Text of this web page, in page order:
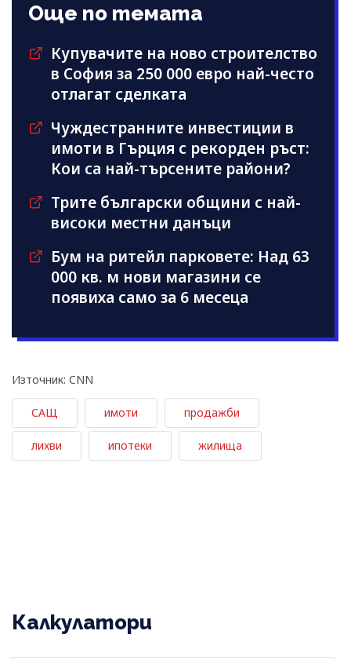
Още по темата
Купувачите на ново строителство
в София за 250 000 евро най-често
отлагат сделката
Чуждестранните инвестиции в
имоти в Гърция с рекорден ръст:
Кои са най-търсените райони?
Трите български общини с най-
високи местни данъци
Бум на ритейл парковете: Над 63
000 кв. м нови магазини се
появиха само за 6 месеца
Източник: CNN
САЩ имоти продажби
лихви ипотеки жилища
Калкулатори